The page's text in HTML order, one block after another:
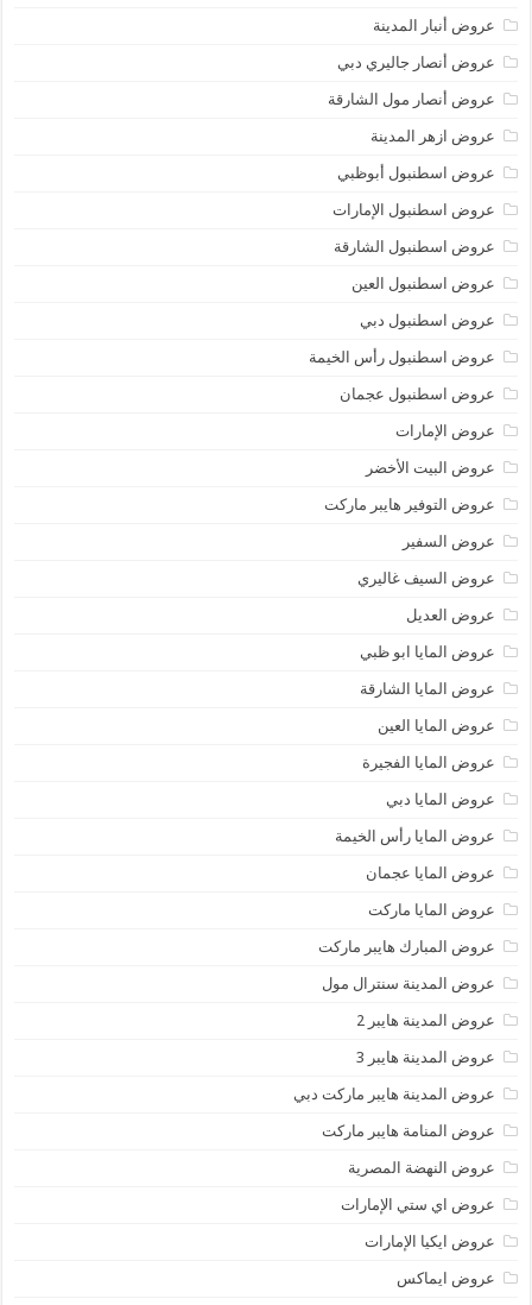
عروض أنبار المدينة
عروض أنصار جاليري دبي
عروض أنصار مول الشارقة
عروض ازهر المدينة
عروض اسطنبول أبوظبي
عروض اسطنبول الإمارات
عروض اسطنبول الشارقة
عروض اسطنبول العين
عروض اسطنبول دبي
عروض اسطنبول رأس الخيمة
عروض اسطنبول عجمان
عروض الإمارات
عروض البيت الأخضر
عروض التوفير هايبر ماركت
عروض السفير
عروض السيف غاليري
عروض العديل
عروض المايا ابو ظبي
عروض المايا الشارقة
عروض المايا العين
عروض المايا الفجيرة
عروض المايا دبي
عروض المايا رأس الخيمة
عروض المايا عجمان
عروض المايا ماركت
عروض المبارك هايبر ماركت
عروض المدينة سنترال مول
عروض المدينة هايبر 2
عروض المدينة هايبر 3
عروض المدينة هايبر ماركت دبي
عروض المنامة هايبر ماركت
عروض النهضة المصرية
عروض اي ستي الإمارات
عروض ايكيا الإمارات
عروض ايماكس